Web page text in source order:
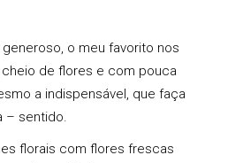
o meu favorito nos
cheio de flores e com pouca
a indispensável, que faça
– sentido.
florais com flores frescas